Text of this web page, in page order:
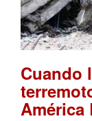
Cuando
América